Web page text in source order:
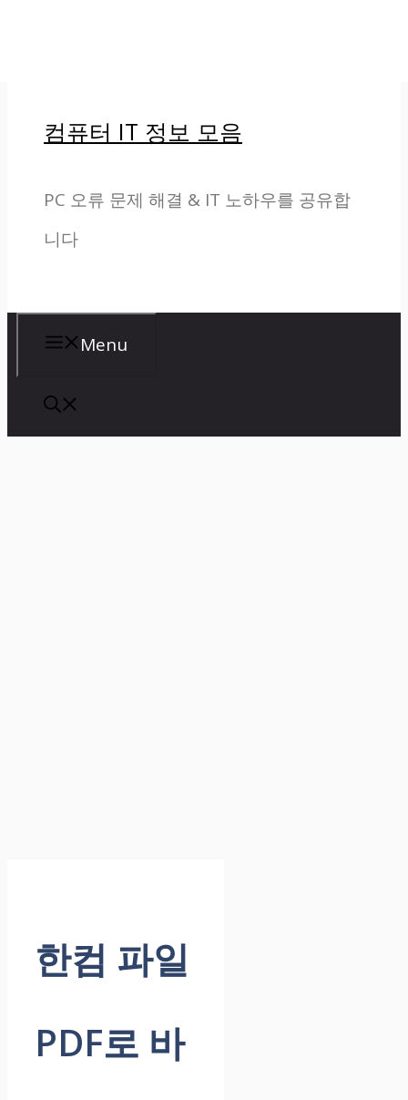
컴퓨터 IT 정보 모음
PC 오류 문제 해결 & IT 노하우를 공유합
니다
Menu
한컴 파일
PDF로 바